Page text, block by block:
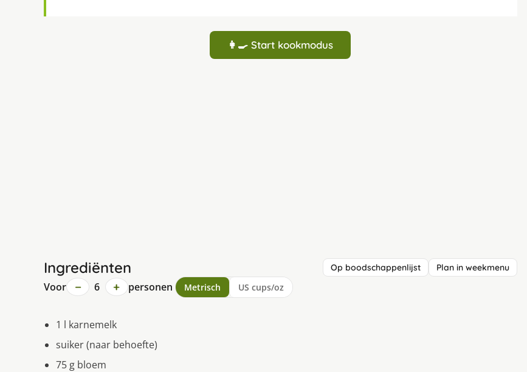
👩‍🍳 Start kookmodus
Ingrediënten Op boodschappenlijst Plan in weekmenu
Voor − 6 + personen Metrisch US cups/oz
1 l karnemelk
suiker (naar behoefte)
75 g bloem